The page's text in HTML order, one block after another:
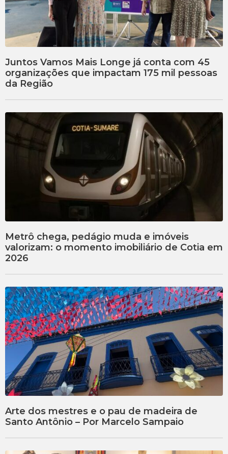
Juntos Vamos Mais Longe já conta com 45
organizações que impactam 175 mil pessoas
da Região
Metrô chega, pedágio muda e imóveis
valorizam: o momento imobiliário de Cotia em
2026
Arte dos mestres e o pau de madeira de
Santo Antônio – Por Marcelo Sampaio